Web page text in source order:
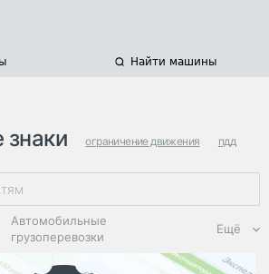
Найти машины
знаки ограничение движения пдд
Автомобильные
грузоперевозки
Региональная
Ещё